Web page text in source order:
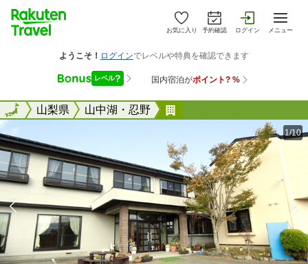
お気に入り 予約確認 ログイン メニュー
全国山梨県 山中湖・忍野
全国
1/10